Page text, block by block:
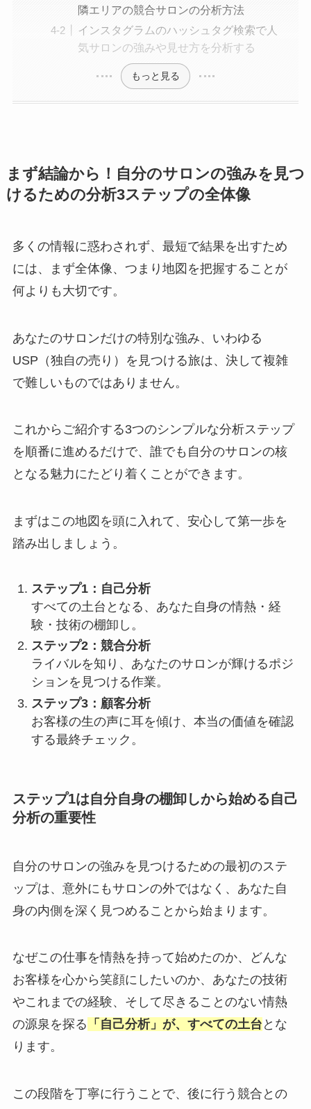
隣エリアの競合サロンの分析方法
インスタグラムのハッシュタグ検索で人
気サロンの強みや見せ方を分析する
もっと見る
まず結論から！自分のサロンの強みを見つ
けるための分析3ステップの全体像
多くの情報に惑わされず、最短で結果を出すため
には、まず全体像、つまり地図を把握することが
何よりも大切です。
あなたのサロンだけの特別な強み、いわゆる
USP（独自の売り）を見つける旅は、決して複雑
で難しいものではありません。
これからご紹介する3つのシンプルな分析ステップ
を順番に進めるだけで、誰でも自分のサロンの核
となる魅力にたどり着くことができます。
まずはこの地図を頭に入れて、安心して第一歩を
踏み出しましょう。
ステップ1：自己分析
すべての土台となる、あなた自身の情熱・経
験・技術の棚卸し。
ステップ2：競合分析
ライバルを知り、あなたのサロンが輝けるポジ
ションを見つける作業。
ステップ3：顧客分析
お客様の生の声に耳を傾け、本当の価値を確認
する最終チェック。
ステップ1は自分自身の棚卸しから始める自己
分析の重要性
自分のサロンの強みを見つけるための最初のステ
ップは、意外にもサロンの外ではなく、あなた自
身の内側を深く見つめることから始まります。
なぜこの仕事を情熱を持って始めたのか、どんな
お客様を心から笑顔にしたいのか、あなたの技術
やこれまでの経験、そして尽きることのない情熱
の源泉を探る 「自己分析」が、すべての土台 とな
ります。
この段階を丁寧に行うことで、後に行う競合との